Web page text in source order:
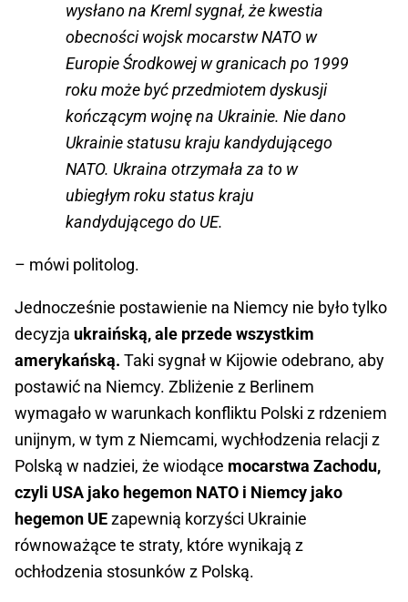
wysłano na Kreml sygnał, że kwestia
obecności wojsk mocarstw NATO w
Europie Środkowej w granicach po 1999
roku może być przedmiotem dyskusji
kończącym wojnę na Ukrainie. Nie dano
Ukrainie statusu kraju kandydującego
NATO. Ukraina otrzymała za to w
ubiegłym roku status kraju
kandydującego do UE.
– mówi politolog.
Jednocześnie postawienie na Niemcy nie było tylko
decyzja ukraińską, ale przede wszystkim
amerykańską. Taki sygnał w Kijowie odebrano, aby
postawić na Niemcy. Zbliżenie z Berlinem
wymagało w warunkach konfliktu Polski z rdzeniem
unijnym, w tym z Niemcami, wychłodzenia relacji z
Polską w nadziei, że wiodące mocarstwa Zachodu,
czyli USA jako hegemon NATO i Niemcy jako
hegemon UEzapewnią korzyści Ukrainie
równoważące te straty, które wynikają z
ochłodzenia stosunków z Polską.